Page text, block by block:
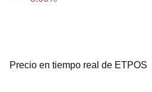
Precio en tiempo real de ETPOS